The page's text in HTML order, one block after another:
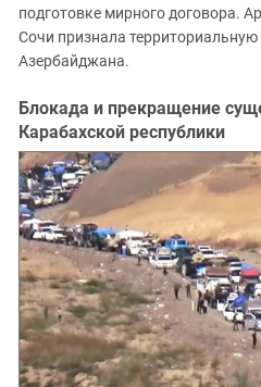
подготовке мирного договора.
Сочи признала территориальную
Азербайджана.
Блокада и прекращение
Карабахской республики